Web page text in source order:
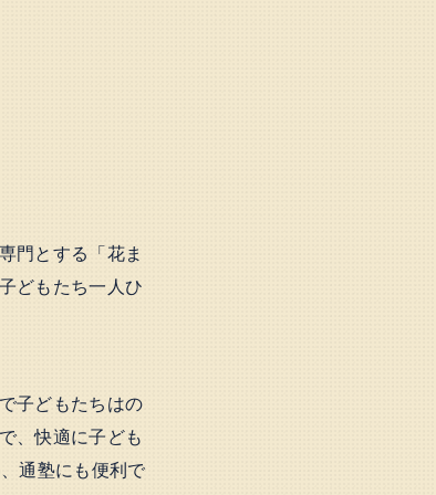
門とする「花ま
どもたち一人ひ
子どもたちはの
、快適に子ども
通塾にも便利で